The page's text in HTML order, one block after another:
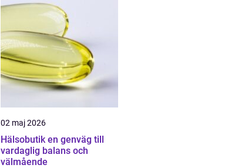
02 maj 2026
Hälsobutik en genväg till
vardaglig balans och
välmående